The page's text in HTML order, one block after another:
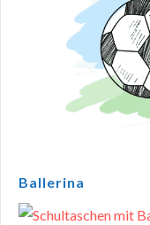
Ballerina